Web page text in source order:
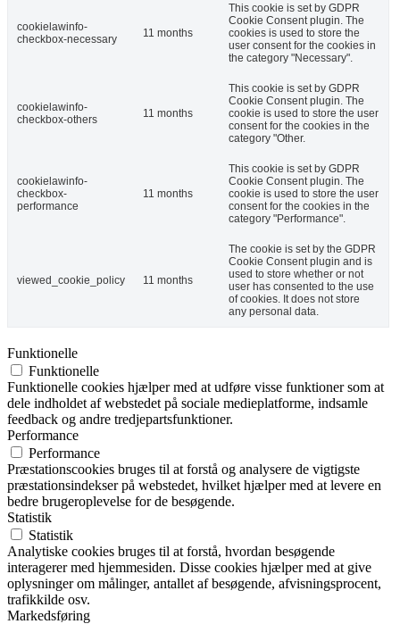
cookielawinfo-
checkbox-necessary
11 months
This cookie is set by GDPR
Cookie Consent plugin. The
cookies is used to store the
user consent for the cookies in
the category "Necessary".
cookielawinfo-
checkbox-others
11 months
This cookie is set by GDPR
Cookie Consent plugin. The
cookie is used to store the user
consent for the cookies in the
category "Other.
cookielawinfo-
checkbox-
performance
11 months
This cookie is set by GDPR
Cookie Consent plugin. The
cookie is used to store the user
consent for the cookies in the
category "Performance".
viewed_cookie_policy 11 months
The cookie is set by the GDPR
Cookie Consent plugin and is
used to store whether or not
user has consented to the use
of cookies. It does not store
any personal data.
Funktionelle
Funktionelle
Funktionelle cookies hjælper med at udføre visse funktioner som at
dele indholdet af webstedet på sociale medieplatforme, indsamle
feedback og andre tredjepartsfunktioner.
Performance
Performance
Præstationscookies bruges til at forstå og analysere de vigtigste
præstationsindekser på webstedet, hvilket hjælper med at levere en
bedre brugeroplevelse for de besøgende.
Statistik
Statistik
Analytiske cookies bruges til at forstå, hvordan besøgende
interagerer med hjemmesiden. Disse cookies hjælper med at give
oplysninger om målinger, antallet af besøgende, afvisningsprocent,
trafikkilde osv.
Markedsføring